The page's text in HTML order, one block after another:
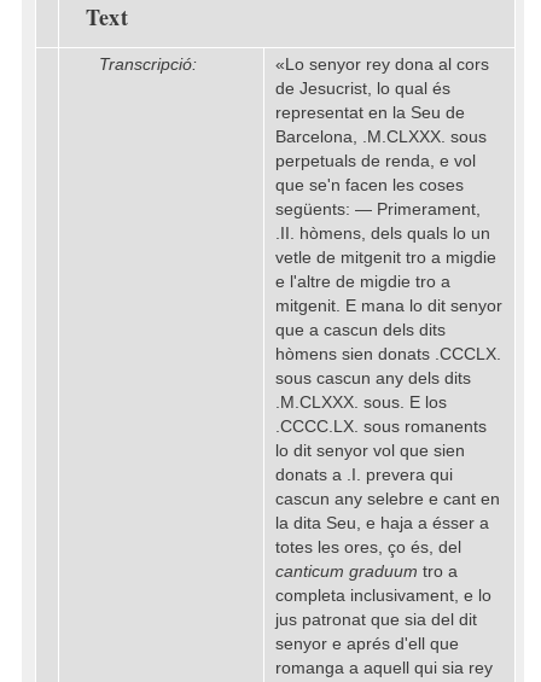
Text
Transcripció:
«Lo senyor rey dona al cors
de Jesucrist, lo qual és
representat en la Seu de
Barcelona, .M.CLXXX. sous
perpetuals de renda, e vol
que se'n facen les coses
següents: — Primerament,
.II. hòmens, dels quals lo un
vetle de mitgenit tro a migdie
e l'altre de migdie tro a
mitgenit. E mana lo dit senyor
que a cascun dels dits
hòmens sien donats .CCCLX.
sous cascun any dels dits
.M.CLXXX. sous. E los
.CCCC.LX. sous romanents
lo dit senyor vol que sien
donats a .I. prevera qui
cascun any selebre e cant en
la dita Seu, e haja a ésser a
totes les ores, ço és, del
canticum graduum tro a
completa inclusivament, e lo
jus patronat que sia del dit
senyor e aprés d'ell que
romanga a aquell qui sia rey